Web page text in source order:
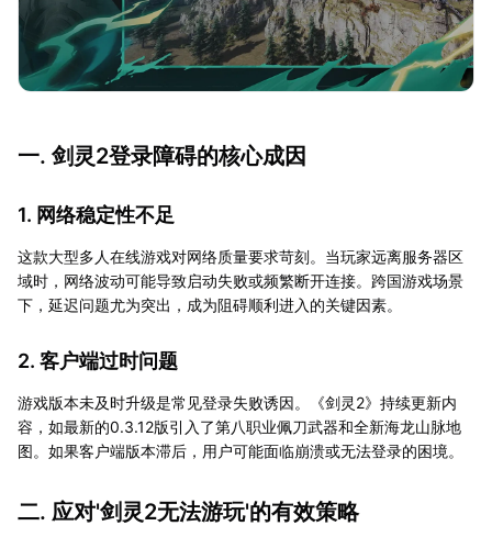
一. 剑灵2登录障碍的核心成因
1. 网络稳定性不足
这款大型多人在线游戏对网络质量要求苛刻。当玩家远离服务器区
域时，网络波动可能导致启动失败或频繁断开连接。跨国游戏场景
下，延迟问题尤为突出，成为阻碍顺利进入的关键因素。
2. 客户端过时问题
游戏版本未及时升级是常见登录失败诱因。《剑灵2》持续更新内
容，如最新的0.3.12版引入了第八职业佩刀武器和全新海龙山脉地
图。如果客户端版本滞后，用户可能面临崩溃或无法登录的困境。
二. 应对'剑灵2无法游玩'的有效策略